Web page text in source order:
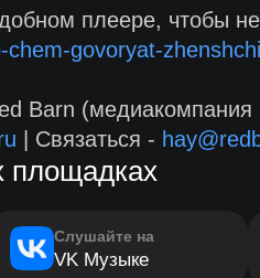
плеере, чтобы
govoryat-
Barn (медиакомпания
| Связаться -
площадках
Слушайте на
VK Музыке